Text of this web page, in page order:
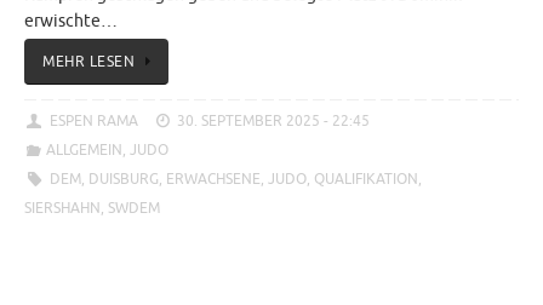
erwischte…
MEHR LESEN
ESPEN RAMA
30. SEPTEMBER 2025 - 22:45
ALLGEMEIN, JUDO
DEM, DUISBURG, ERWACHSENE, JUDO, QUALIFIKATION,
SIERSHAHN, SWDEM